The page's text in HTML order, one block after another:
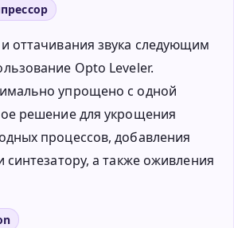
оттачивания звука следующим
Opto Leveler.
упрощено с одной
решение для укрощения
процессов, добавления
синтезатору, а также оживления